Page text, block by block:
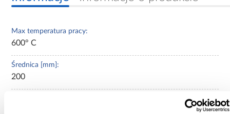
Max temperatura pracy:
600° C
Średnica [mm]:
200